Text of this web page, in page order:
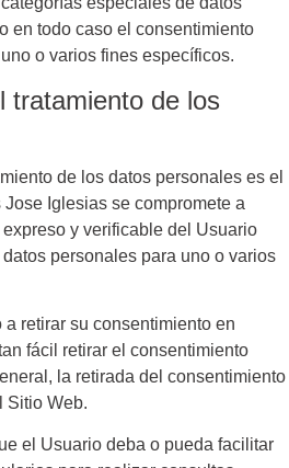
en todo caso el consentimiento
o varios fines específicos.
tratamiento de los
de los datos personales es el
Jose Iglesias se compromete a
y verificable del Usuario
personales para uno o varios
retirar su consentimiento en
fácil retirar el consentimiento
la retirada del consentimiento
Sitio Web.
el Usuario deba o pueda facilitar